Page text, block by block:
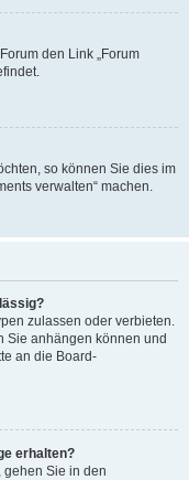
den Link „Forum
so können Sie dies im
verwalten“ machen.
zulassen oder verbieten.
Sie anhängen können und
an die Board-
erhalten?
gehen Sie in den